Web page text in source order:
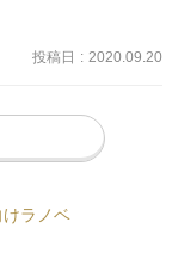
れは結構すれ違い
が日帰り以下の短
う……失笑を禁じ
ーローは。
である。
投稿日 : 2020.09.20
ラノベ